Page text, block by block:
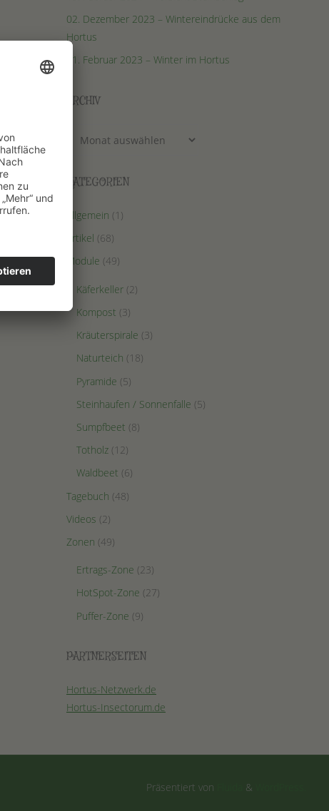
02. Dezember 2023 – Wintereindrücke aus dem
Hortus
01. Februar 2023 – Winter im Hortus
ARCHIV
KATEGORIEN
Allgemein (1)
Artikel (68)
Module (49)
Käferkeller (2)
Kompost (3)
Kräuterspirale (3)
Naturteich (18)
Pyramide (5)
Steinhaufen / Sonnenfalle (5)
Sumpfbeet (8)
Totholz (12)
Waldbeet (6)
Tagebuch (48)
Videos (2)
Zonen (49)
Ertrags-Zone (23)
HotSpot-Zone (27)
Puffer-Zone (9)
PARTNERSEITEN
Hortus-Netzwerk.de
Hortus-Insectorum.de
Präsentiert von &